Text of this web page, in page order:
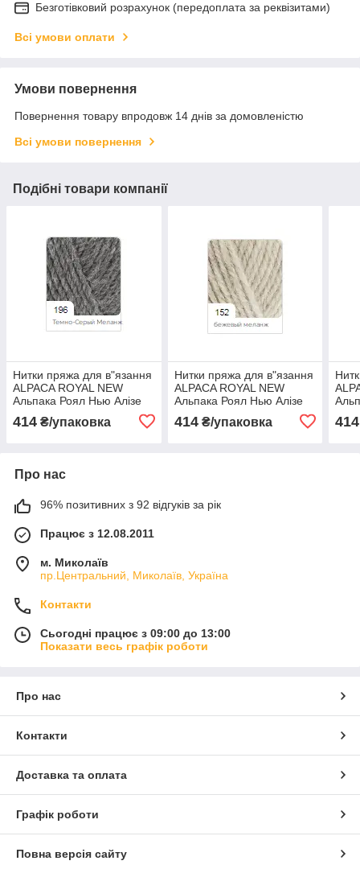
Безготівковий розрахунок (передоплата за реквізитами)
Всі умови оплати
Умови повернення
Повернення товару впродовж 14 днів за домовленістю
Всі умови повернення
Подібні товари компанії
Нитки пряжа для в"язання
ALPACA ROYAL NEW
Альпака Роял Нью Алізе
меланж
414 ₴/упаковка
Нитки пряжа для в"язання
ALPACA ROYAL NEW
Альпака Роял Нью Алізе
414₴/упаковка 414
Про нас
96% позитивних з 92 відгуків за рік
Працює з 12.08.2011
м. Миколаїв
пр.Центральний, Миколаїв, Україна
Контакти
Сьогодні працює з 09:00 до 13:00
Показати весь графік роботи
Про нас
Контакти
Доставка та оплата
Графік роботи
Повна версія сайту